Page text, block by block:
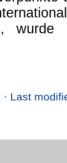
wurde
· Last